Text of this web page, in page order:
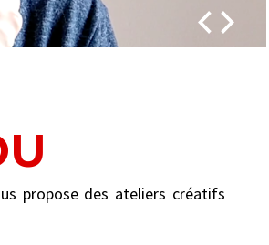
propose des ateliers créatifs